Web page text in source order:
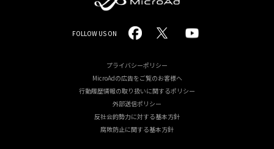
MicroAd
-
Redesigning
the
Future
Life
FOLLOW US ON
プライバシーポリシー
MicroAdの広告をご覧のお客様へ
行動履歴情報の取り扱いに関するポリシー
外部送信ポリシー
反社会的勢力に対する基本方針
腐敗防止に関する基本方針